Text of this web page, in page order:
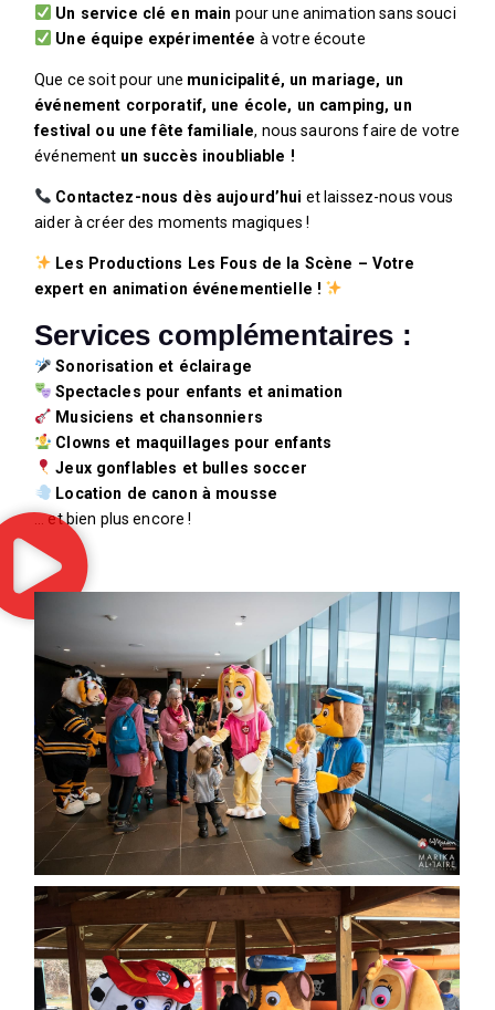
Un service clé en main pour une animation sans souci
Une équipe expérimentée à votre écoute
Que ce soit pour une municipalité, un mariage, un
événement corporatif, une école, un camping, un
festival ou une fête familiale, nous saurons faire de votre
événement un succès inoubliable !
Contactez-nous dès aujourd’hui et laissez-nous vous
aider à créer des moments magiques !
Les Productions Les Fous de la Scène – Votre
expert en animation événementielle !
Services complémentaires :
Sonorisation et éclairage
Spectacles pour enfants et animation
Musiciens et chansonniers
Clowns et maquillages pour enfants
Jeux gonflables et bulles soccer
Location de canon à mousse
… et bien plus encore !